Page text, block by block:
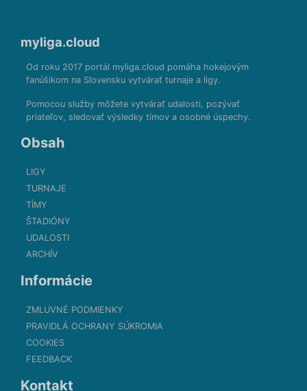
myliga.cloud
Od roku 2017 portál myliga.cloud pomáha hokejovým
fanúšikom na Slovensku vytvárať turnaje a ligy.
Pomocou služby môžete vytvárať udalosti, pozývať
priateľov, sledovať výsledky tímov a osobné úspechy.
Obsah
LIGY
TURNAJE
TÍMY
ŠTADIÓNY
UDALOSTI
ARCHÍV
Informácie
ZMLUVNÉ PODMIENKY
PRAVIDLÁ OCHRANY SÚKROMIA
COOKIES
FEEDBACK
Kontakt